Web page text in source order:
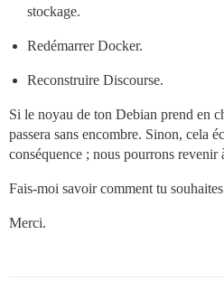
stockage.
Redémarrer Docker.
Reconstruire Discourse.
Si le noyau de ton Debian prend en
passera sans encombre. Sinon, cela
conséquence ; nous pourrons revenir
Fais-moi savoir comment tu
Merci.